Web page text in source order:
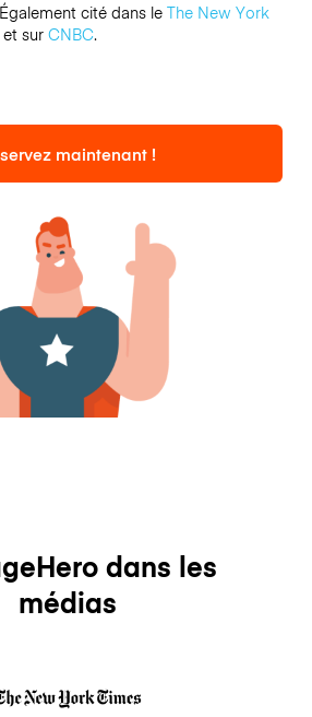
cité dans le The New York
sur CNBC.
maintenant !
dans les
médias